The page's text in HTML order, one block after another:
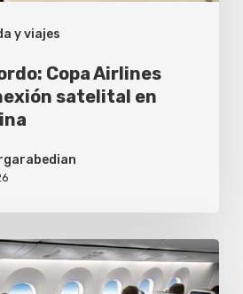
y viajes
Copa Airlines
satelital en